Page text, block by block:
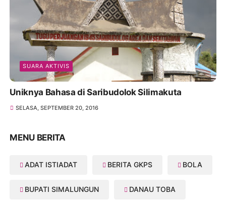
SUARA AKTIVIS
Uniknya Bahasa di Saribudolok Silimakuta
SELASA, SEPTEMBER 20, 2016
MENU BERITA
ADAT ISTIADAT BERITA GKPS BOLA
BUPATI SIMALUNGUN DANAU TOBA